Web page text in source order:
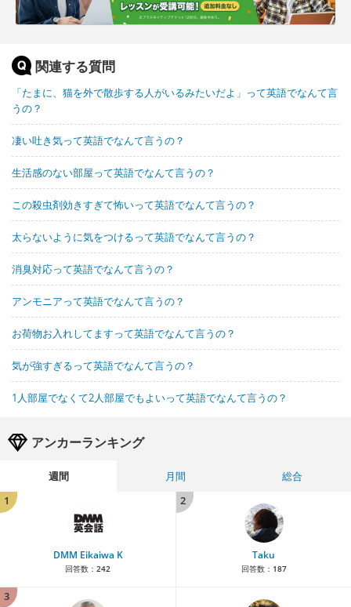
関連する質問
「たまに、猫を外で散歩する人がいるみたいだよ」って英語でなんて言
うの？
凄い吐き気って英語でなんて言うの？
生活感のない部屋って英語でなんて言うの？
この殺虫剤効きすぎて怖いって英語でなんて言うの？
太らないように気をつけるって英語でなんて言うの？
消臭対応って英語でなんて言うの？
アンモニアって英語でなんて言うの？
お荷物お入れしてますって英語でなんて言うの？
気が強すぎるって英語でなんて言うの？
1人部屋でなくて2人部屋でもよいって英語でなんて言うの？
アンカーランキング
週間 月間
総合
1
DMM Eikaiwa K
回答数： 242
2
Taku
回答数： 187
3